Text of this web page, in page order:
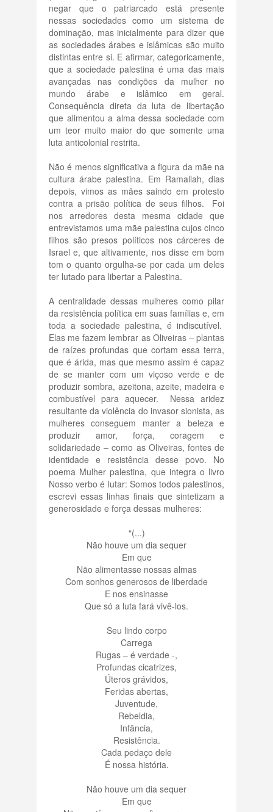
negar que o patriarcado está presente
nessas sociedades como um sistema de
dominação, mas inicialmente para dizer que
as sociedades árabes e islâmicas são muito
distintas entre si. E afirmar, categoricamente,
que a sociedade palestina é uma das mais
avançadas nas condições da mulher no
mundo árabe e islâmico em geral.
Consequência direta da luta de libertação
que alimentou a alma dessa sociedade com
um teor muito maior do que somente uma
luta anticolonial restrita.
Não é menos significativa a figura da mãe na
cultura árabe palestina. Em Ramallah, dias
depois, vimos as mães saindo em protesto
contra a prisão política de seus filhos. Foi
nos arredores desta mesma cidade que
entrevistamos uma mãe palestina cujos cinco
filhos são presos políticos nos cárceres de
Israel e, que altivamente, nos disse em bom
tom o quanto orgulha-se por cada um deles
ter lutado para libertar a Palestina.
A centralidade dessas mulheres como pilar
da resistência política em suas famílias e, em
toda a sociedade palestina, é indiscutível.
Elas me fazem lembrar as Oliveiras – plantas
de raízes profundas que cortam essa terra,
que é árida, mas que mesmo assim é capaz
de se manter com um viçoso verde e de
produzir sombra, azeitona, azeite, madeira e
combustível para aquecer. Nessa aridez
resultante da violência do invasor sionista, as
mulheres conseguem manter a beleza e
produzir amor, força, coragem e
solidariedade – como as Oliveiras, fontes de
identidade e resistência desse povo. No
poema Mulher palestina, que integra o livro
Nosso verbo é lutar: Somos todos palestinos,
escrevi essas linhas finais que sintetizam a
generosidade e força dessas mulheres:
“(...)
Não houve um dia sequer
Em que
Não alimentasse nossas almas
Com sonhos generosos de liberdade
E nos ensinasse
Que só a luta fará vivê-los.
Seu lindo corpo
Carrega
Rugas – é verdade -,
Profundas cicatrizes,
Úteros grávidos,
Feridas abertas,
Juventude,
Rebeldia,
Infância,
Resistência.
Cada pedaço dele
É nossa história.
Não houve um dia sequer
Em que